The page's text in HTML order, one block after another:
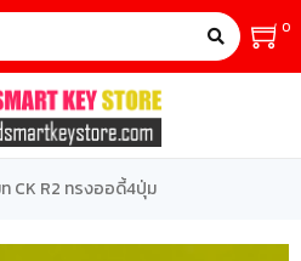
0
CK R2 ทรงออดี้4ปุ่ม